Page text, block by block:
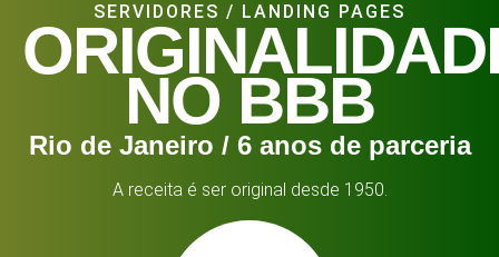
SERVIDORES / LANDING PAGES
NO BBB
Rio de Janeiro / 6 anos de parceria
A receita é ser original desde 1950.